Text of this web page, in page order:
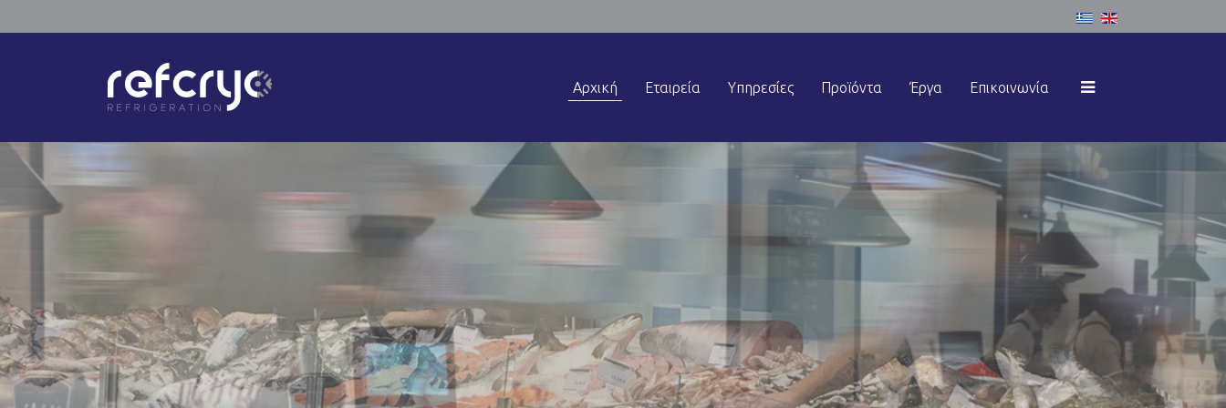
Επιλέξτε τη γλώσσα
Αρχική Εταιρεία Υπηρεσίες Προϊόντα Έργα Επικοινωνία
Υπηρεσίες
Προϊόντα
Επικοινωνία